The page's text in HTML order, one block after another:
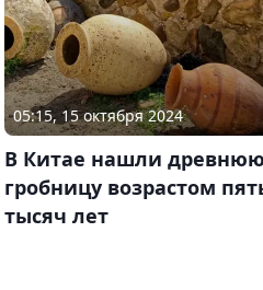
05:15, 15 октября 2024
В Китае нашли
гробницу возрастом
тысяч лет